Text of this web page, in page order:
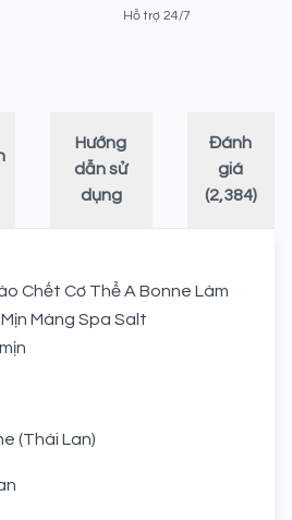
Hỗ trợ 24/7
Hướng
dẫn sử
dụng
Đánh
giá
(2,384)
Chết Cơ Thể A Bonne Làm
Màng Spa Salt
(Thái Lan)